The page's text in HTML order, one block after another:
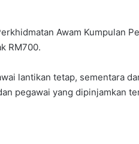
Awam Kumpulan
RM700.
lantikan tetap, sementara
pegawai yang dipinjamkan